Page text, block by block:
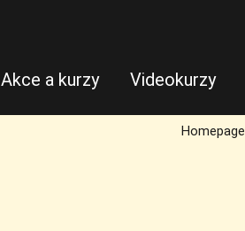
Akce a kurzy Videokurzy
Homepage